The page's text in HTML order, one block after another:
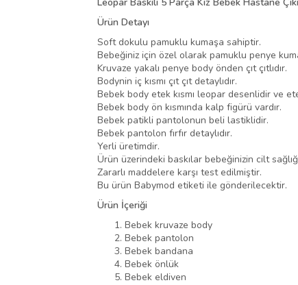
Ürün Detayı
Soft dokulu pamuklu kumaşa sahiptir.
Bebeğiniz için özel olarak pamuklu penye
Kruvaze yakalı penye body önden çıt çıtlıdır.
Bodynin iç kısmı çıt çıt detaylıdır.
Bebek body etek kısmı leopar desenlidir ve
Bebek body ön kısmında kalp figürü vardır.
Bebek patikli pantolonun beli lastiklidir.
Bebek pantolon fırfır detaylıdır.
Yerli üretimdir.
Ürün üzerindeki baskılar bebeğinizin cilt
Zararlı maddelere karşı test edilmiştir.
Bu ürün Babymod etiketi ile gönderilecektir.
Ürün İçeriği
Bebek kruvaze body
Bebek pantolon
Bebek bandana
Bebek önlük
Bebek eldiven